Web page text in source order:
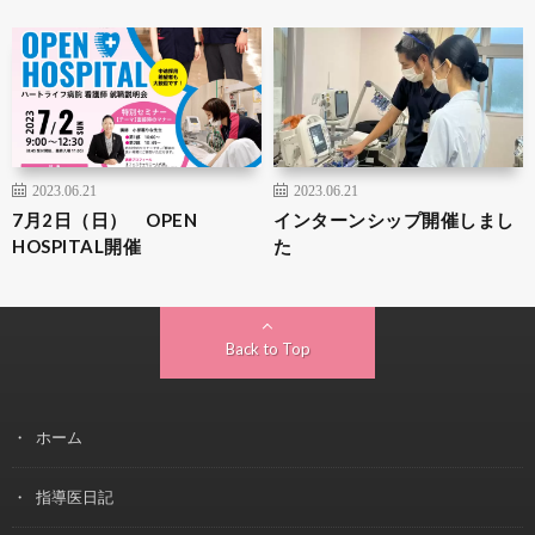
2023.06.21
7月2日（日） OPEN
HOSPITAL開催
2023.06.21
インターンシップ開催しまし
た
Back to Top
ホーム
指導医日記